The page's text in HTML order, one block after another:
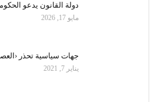
دولة القانون يدعو
مايو 17, 2026
جهات سياسية تحذر
يناير 7, 2021